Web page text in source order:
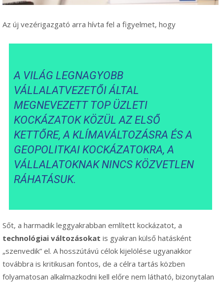
Az új vezérigazgató arra hívta fel a figyelmet, hogy
A VILÁG LEGNAGYOBB
VÁLLALATVEZETŐI ÁLTAL
MEGNEVEZETT TOP ÜZLETI
KOCKÁZATOK KÖZÜL AZ ELSŐ
KETTŐRE, A KLÍMAVÁLTOZÁSRA ÉS A
GEOPOLITKAI KOCKÁZATOKRA, A
VÁLLALATOKNAK NINCS KÖZVETLEN
RÁHATÁSUK.
Sőt, a harmadik leggyakrabban említett kockázatot, a
technológiai változásokat is gyakran külső hatásként
„szenvedik” el. A hosszútávú célok kijelölése ugyanakkor
továbbra is kritikusan fontos, de a célra tartás közben
folyamatosan alkalmazkodni kell előre nem látható, bizonytalan